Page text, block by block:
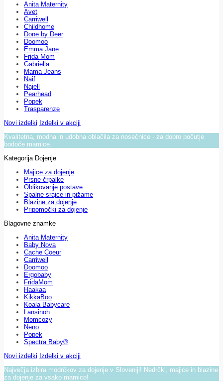
Anita Maternity
Avet
Carriwell
Childhome
Done by Deer
Doomoo
Emma Jane
Frida Mom
Gabriella
Mama Jeans
Naif
Najell
Pearhead
Popek
Trasparenze
Novi izdelki Izdelki v akciji
Kvalitetna, modna in udobna oblačila za nosečnice - za dobro počutje
bodoče mamice.
Kategorija Dojenje
Majice za dojenje
Prsne črpalke
Oblikovanje postave
Spalne srajce in pižame
Blazine za dojenje
Pripomočki za dojenje
Blagovne znamke
Anita Maternity
Baby Nova
Cache Coeur
Carriwell
Doomoo
Ergobaby
FridaMom
Haakaa
KikkaBoo
Koala Babycare
Lansinoh
Momcozy
Neno
Popek
Spectra Baby®
Novi izdelki Izdelki v akciji
Največja izbira modrčkov za dojenje v Sloveniji! Nedrčki, majice in blazine
za dojenje za vsako mamico!